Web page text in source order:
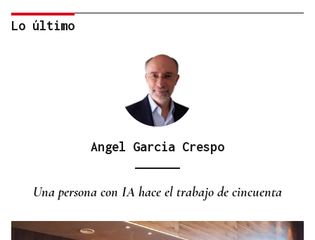
Lo último
Angel Garcia Crespo
Una persona con IA hace el trabajo de cincuenta